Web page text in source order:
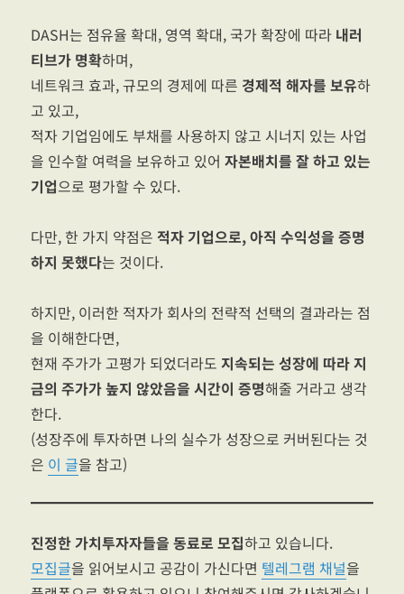
DASH는 점유율 확대, 영역 확대, 국가 확장에 따라 내러
티브가 명확하며,
네트워크 효과, 규모의 경제에 따른 경제적 해자를 보유하
고 있고,
적자 기업임에도 부채를 사용하지 않고 시너지 있는 사업
을 인수할 여력을 보유하고 있어자본배치를 잘 하고 있는
기업으로 평가할 수 있다.
다만, 한 가지 약점은적자 기업으로, 아직 수익성을 증명
하지 못했다는 것이다.
하지만, 이러한 적자가 회사의 전략적 선택의 결과라는 점
을 이해한다면,
현재 주가가 고평가 되었더라도지속되는 성장에 따라 지
금의 주가가 높지 않았음을 시간이 증명해줄 거라고 생각
한다.
(성장주에 투자하면 나의 실수가 성장으로 커버된다는 것
은 이 글을 참고)
진정한 가치투자자들을 동료로 모집하고 있습니다.
모집글을 읽어보시고 공감이 가신다면 텔레그램 채널을